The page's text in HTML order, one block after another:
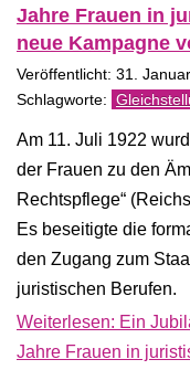
Jahre Frauen in
neue Kampagne
Veröffentlicht: 31.
Am 11. Juli 1922
der Frauen zu den
Rechtspflege“
Es beseitigte die
den Zugang zum
juristischen Berufen.
Weiterlesen: Ein
Jahre Frauen in